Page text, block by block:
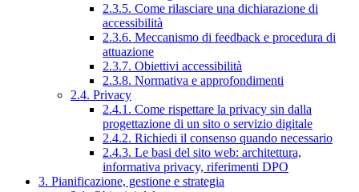
2.3.5. Come rilasciare una dichiarazione di
accessibilità
2.3.6. Meccanismo di feedback e procedura di
attuazione
2.3.7. Obiettivi accessibilità
2.3.8. Normativa e approfondimenti
2.4. Privacy
2.4.1. Come rispettare la privacy sin dalla
progettazione di un sito o servizio digitale
2.4.2. Richiedi il consenso quando necessario
2.4.3. Le basi del sito web: architettura,
informativa privacy, riferimenti DPO
3. Pianificazione, gestione e strategia